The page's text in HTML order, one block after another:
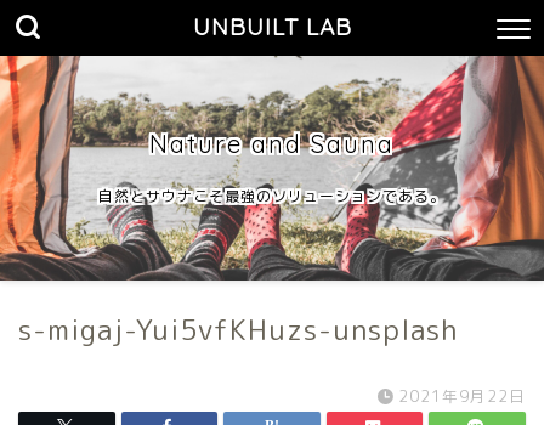
UNBUILT LAB
Nature and Sauna
自然とサウナこそ最強のソリューションである。
s-migaj-Yui5vfKHuzs-unsplash
2021年9月22日